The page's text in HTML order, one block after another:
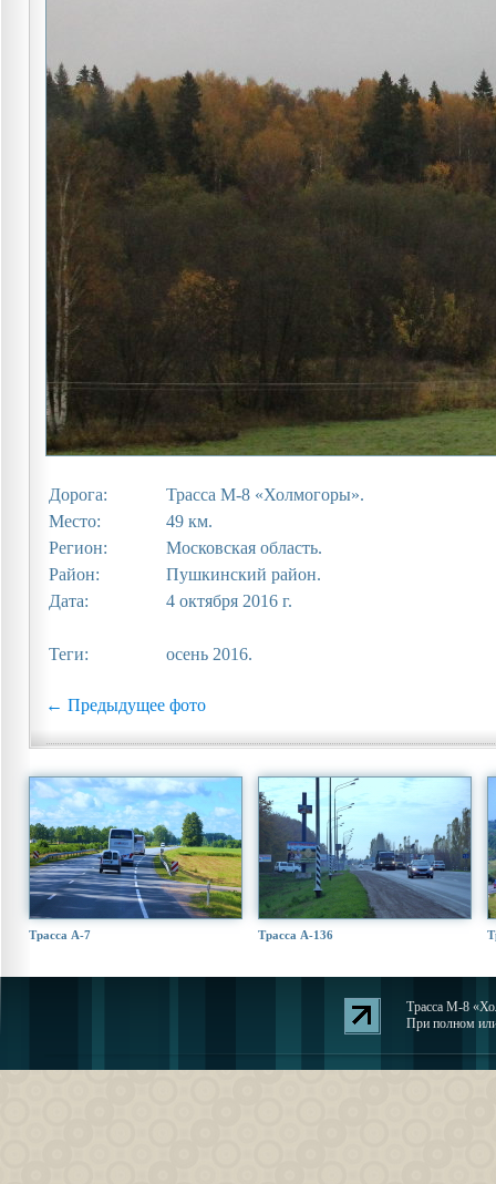
Дорога:
Трасса М-8 «Холмогоры».
Место:
49 км.
Регион:
Московская область.
Район:
Пушкинский район.
Дата:
4 октября 2016 г.
Теги: осень 2016.
← Предыдущее фото
Трасса А-7 Трасса А-136
Трасса М-8
При полном или